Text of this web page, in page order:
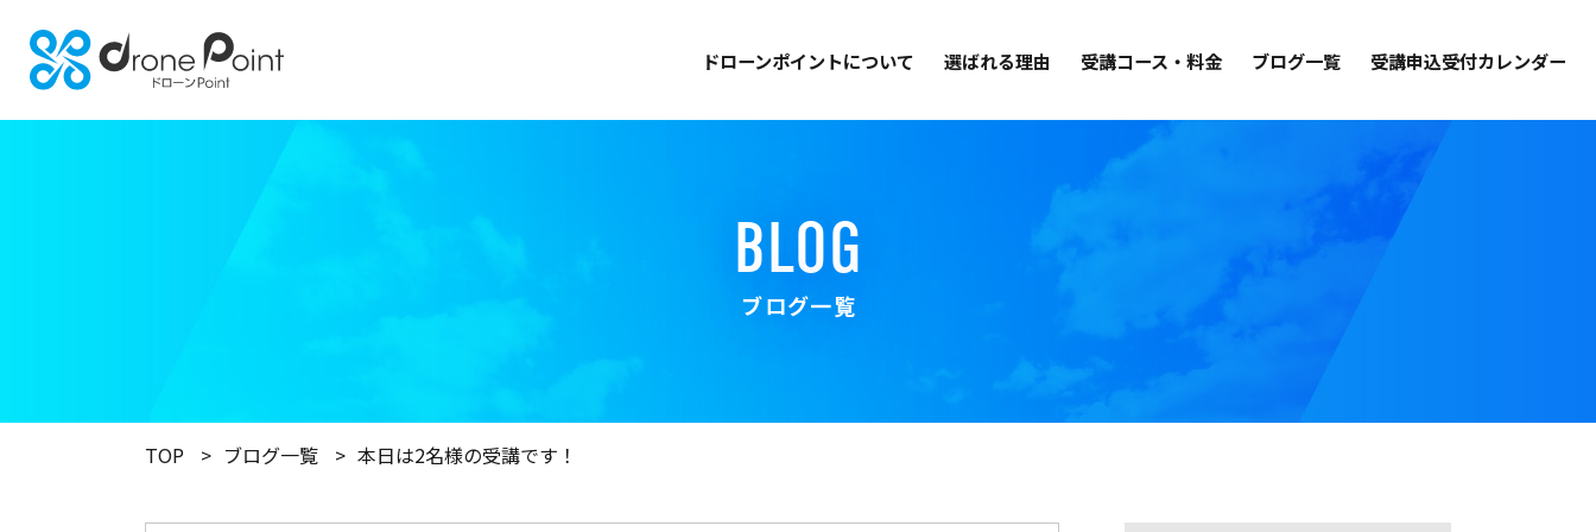
ドローンポイントについて 選ばれる理由 受講コース・料金 ブログ一覧 受講申込受付カレンダー
BLOG
ブログ一覧
TOP ブログ一覧 本日は2名様の受講です！